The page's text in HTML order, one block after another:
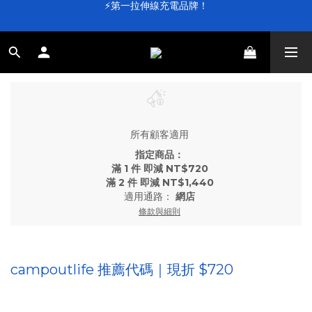
加入會員送 $100 元購物金💰
⚡第一拉伸線充電品牌！
所有顧客適用
指定商品：
滿 1 件 即減 NT$720
滿 2 件 即減 NT$1,440
適用通路： 網店
條款與細則
campoutlife 推薦代碼｜現折 $720